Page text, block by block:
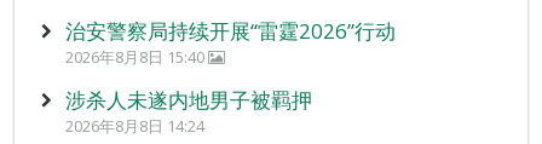
治安警察局持续开展“雷霆2026”行动
2026年8月8日 15:40
涉杀人未遂内地男子被羁押
2026年8月8日 14:24